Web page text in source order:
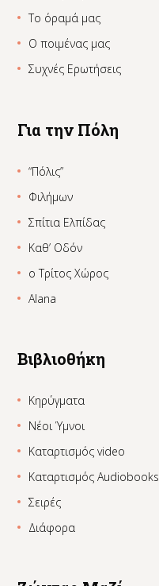
Το όραμά μας
Ο ποιμένας μας
Συχνές Ερωτήσεις
Για την Πόλη
“Πόλις”
Φιλήμων
Σπίτια Ελπίδας
Καθ’ Οδόν
ο Τρίτος Χώρος
Alana
Βιβλιοθήκη
Κηρύγματα
Νέοι Ύμνοι
Καταρτισμός video
Καταρτισμός Audiobooks
Σειρές
Διάφορα